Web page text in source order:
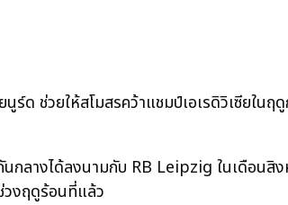
ด ช่วยให้สโมสรคว้าแชมป์เอเรดิวิเซียในฤ
กลางได้ลงนามกับ RB Leipzig ในเดือนสิ
วงฤดูร้อนที่แล้ว